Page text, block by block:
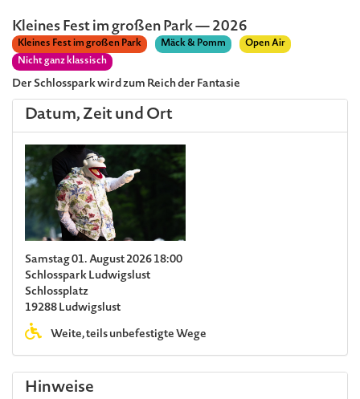
Kleines Fest im großen Park — 2026
Kleines Fest im großen Park Mäck & Pomm
Open Air
Nicht ganz klassisch
Der Schlosspark wird zum Reich der Fantasie
Datum, Zeit und Ort
Samstag 01. August 2026 18:00
Schlosspark Ludwigslust
Schlossplatz
19288 Ludwigslust
Weite, teils unbefestigte Wege
Hinweise